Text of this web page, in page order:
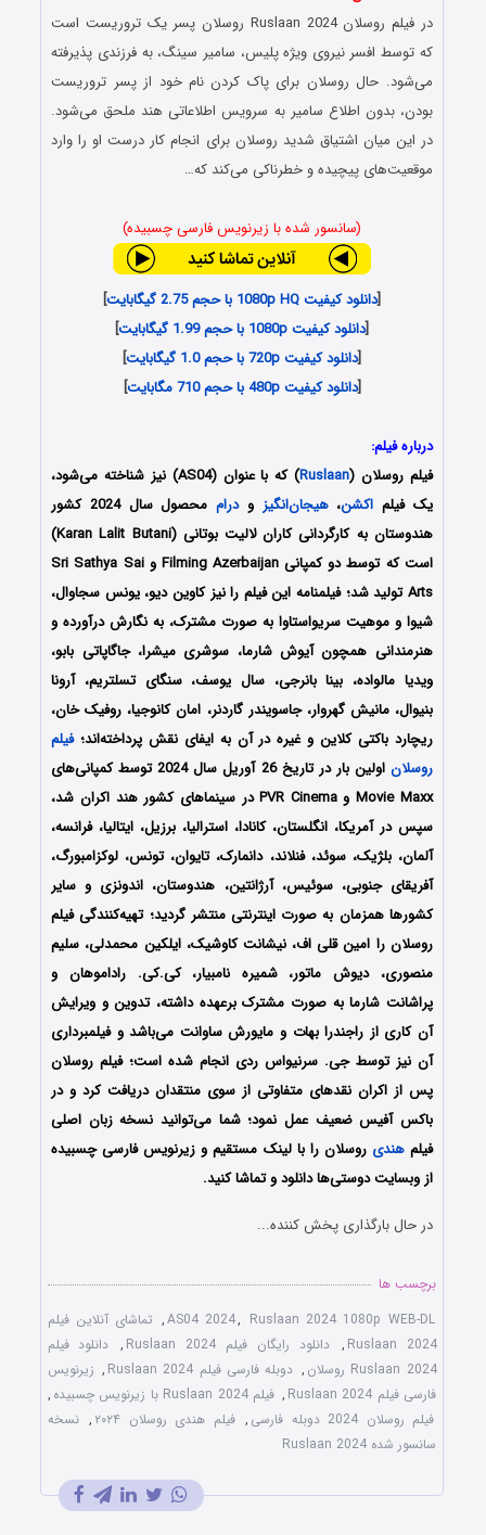
در فیلم روسلان Ruslaan 2024 روسلان پسر یک تروریست است
که توسط افسر نیروی ویژه پلیس، سامیر سینگ، به فرزندی پذیرفته
می‌شود. حال روسلان برای پاک کردن نام خود از پسر تروریست
بودن، بدون اطلاع سامیر به سرویس اطلاعاتی هند ملحق می‌شود.
در این میان اشتیاق شدید روسلان برای انجام کار درست او را وارد
موقعیت‌های پیچیده و خطرناکی می‌کند که…
(سانسور شده با زیرنویس فارسی چسبیده)
[دانلود کیفیت 1080p HQ با حجم 2.75 گیگابایت
]
[دانلود کیفیت 1080p با حجم 1.99 گیگابایت
]
[دانلود کیفیت 720p با حجم 1.0 گیگابایت
]
[دانلود کیفیت 480p با حجم 710 مگابایت ]
درباره فیلم:
فیلم روسلان (Ruslaan
) که با عنوان (AS04) نیز شناخته می‌شود،
یک فیلم اکشن،هیجان‌انگیز ودرام
محصول سال 2024 کشور
هندوستان به کارگردانی کاران لالیت بوتانی (Karan Lalit Butani)
است که توسط دو کمپانی‌ Filming Azerbaijan و Sri Sathya Sai
Arts تولید شد؛ فیلمنامه این فیلم را نیز کاوین دیو، یونس سجاوال،
شیوا و موهیت سریواستاوا به صورت مشترک، به نگارش درآورده و
هنرمندانی همچون آیوش شارما، سوشری میشرا، جاگاپاتی بابو،
ویدیا مالواده، بینا بانرجی، سال یوسف، سنگای تسلتریم، آرونا
بنیوال، مانیش گهروار، جاسویندر گاردنر، امان کانوجیا، روفیک خان،
ریچارد باکتی کلاین و غیره در آن به ایفای نقش پرداخته‌اند؛فیلم
روسلان
اولین بار در تاریخ 26 آوریل سال 2024 توسط کمپانی‌های
Movie Maxx و PVR Cinema در سینماهای کشور هند اکران شد،
سپس در آمریکا، انگلستان، کانادا، استرالیا، برزیل، ایتالیا، فرانسه،
آلمان، بلژیک، سوئد، فنلاند، دانمارک، تایوان، تونس، لوکزامبورگ،
آفریقای جنوبی، سوئیس، آرژانتین، هندوستان، اندونزی و سایر
کشورها همزمان به صورت اینترنتی منتشر گردید؛ تهیه‌کنندگی فیلم
روسلان را امین قلی اف، نیشانت کاوشیک، ایلکین محمدلی، سلیم
منصوری، دیوش ماتور، شمیره نامبیار، کی.کی. راداموهان و
پراشانت شارما به صورت مشترک برعهده داشته، تدوین و ویرایش
آن کاری از راجندرا بهات و مایورش ساوانت می‌باشد و فیلمبرداری
آن نیز توسط جی. سرنیواس ردی انجام شده است؛ فیلم روسلان
پس از اکران نقدهای متفاوتی از سوی منتقدان دریافت کرد و در
باکس آفیس ضعیف عمل نمود؛ شما می‌توانید نسخه زبان اصلی
فیلمهندی روسلان را با ‌لینک مستقیم و زیرنویس فارسی چسبیده
از وبسایت دوستی‌ها دانلود و تماشا کنید.
در حال بارگذاری پخش کننده...
برچسب ها
AS04 2024, Ruslaan 2024 1080p WEB-DL
, تماشای آنلاین فیلم
Ruslaan 2024
, دانلود رایگان فیلم Ruslaan 2024 , دانلود فیلم
Ruslaan 2024 روسلان
, دوبله فارسی فیلم Ruslaan 2024 , زیرنویس
فارسی فیلم Ruslaan 2024
, فیلم Ruslaan 2024 با زیرنویس چسبیده
,
فیلم روسلان 2024 دوبله فارسی
, فیلم هندی روسلان ۲۰۲۴ , نسخه
سانسور شده Ruslaan 2024